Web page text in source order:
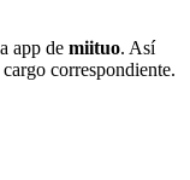
app de miituo. Así
correspondiente.